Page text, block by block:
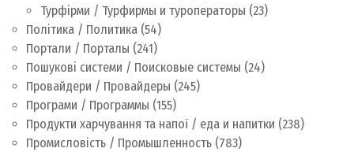
Турфірми / Турфирмы и туроператоры (23)
Політика / Политика (54)
Портали / Порталы (241)
Пошукові системи / Поисковые системы (24)
Провайдери / Провайдеры (245)
Програми / Программы (155)
Продукти харчування та напої / еда и напитки (238)
Промисловість / Промышленность (783)